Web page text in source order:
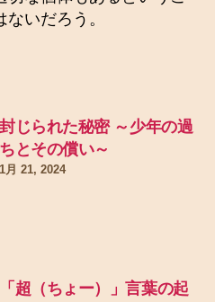
いだろう。
封じられた秘密 ～少年の過
ちとその償い～
1月 21, 2024
「超（ちょー）」言葉の起